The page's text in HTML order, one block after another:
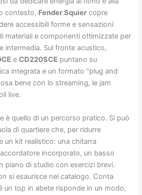
contesto, Fender Squier copre
accessibili forme e sensazioni
materiali e componenti ottimizzate per
intermedia. Sul fronte acustico,
eCD220SCE puntano su
integrata e un formato “plug and
bene con lo streaming, le jam
live.
è quello di un percorso pratico. Si può
di quartiere che, per ridurre
un kit realistico: una chitarra
incorporato, un basso
piano di studio con esercizi brevi.
si esaurisce nel catalogo. Conta
un top in abete risponde in un modo,